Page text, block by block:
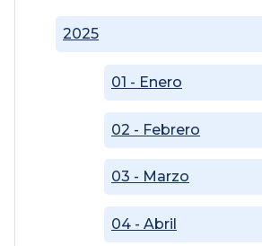
2025
01 - Enero
02 - Febrero
03 - Marzo
04 - Abril